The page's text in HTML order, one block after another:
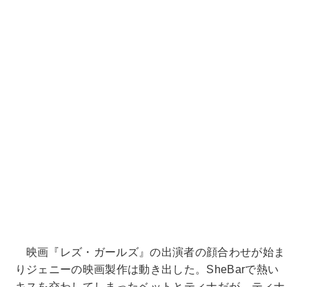
映画『レズ・ガールズ』の出演者の顔合わせが始ま
りジェニーの映画製作は動き出した。SheBarで熱い